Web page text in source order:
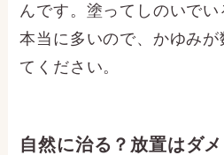
んです。塗ってしのいで
本当に多いので、かゆみ
てください。
自然に治る？放置はダメ